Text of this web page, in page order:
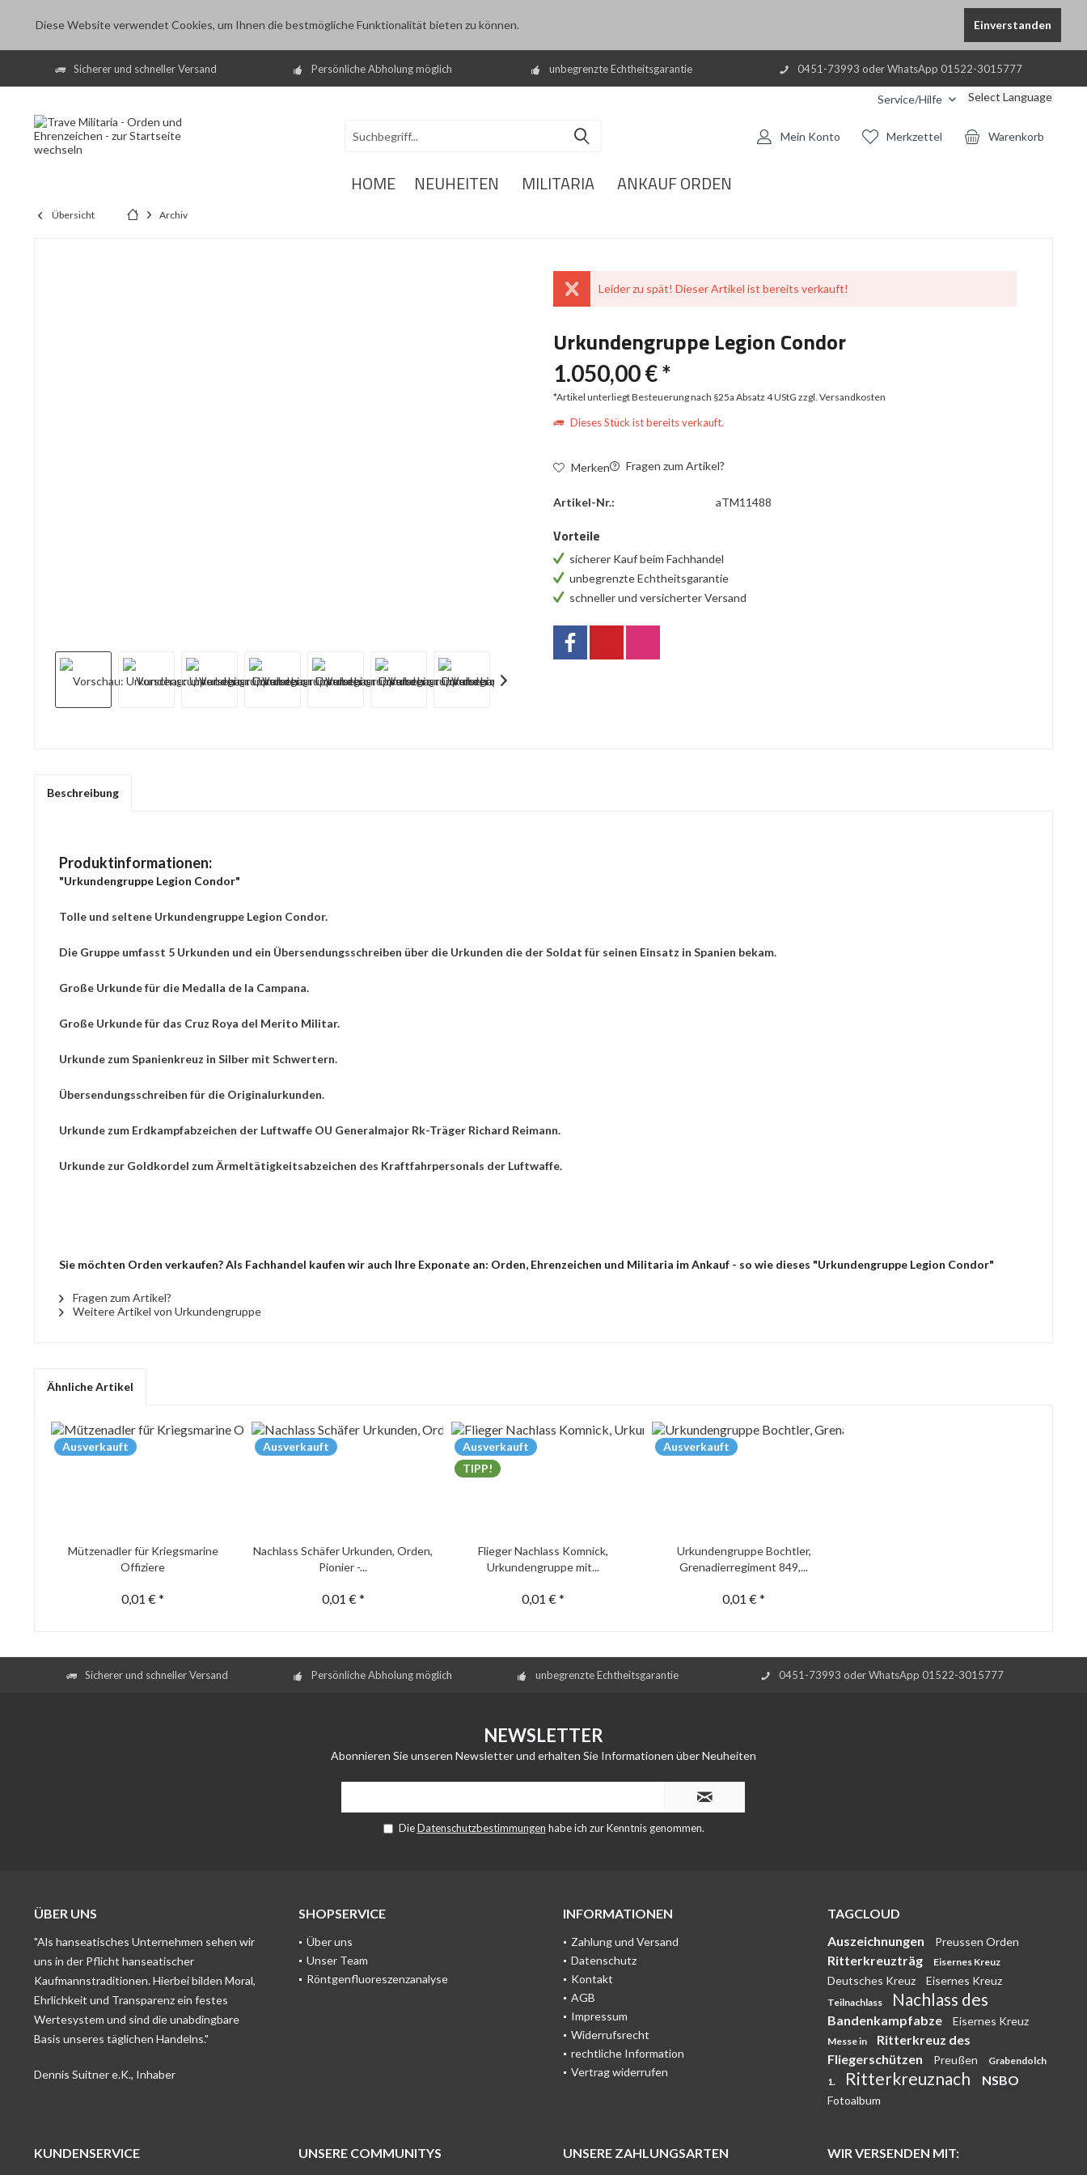
Diese Website verwendet Cookies, um Ihnen die bestmögliche Funktionalität bieten zu können. Einverstanden
Sicherer und schneller Versand Persönliche Abholung möglich unbegrenzte Echtheitsgarantie 0451-73993 oder WhatsApp 01522-3015777
Service/Hilfe Select Language
Warenkorb
Merkzettel
Mein Konto
HOME NEUHEITEN MILITARIA ANKAUF ORDEN
Übersicht Archiv
Leider zu spät! Dieser Artikel ist bereits verkauft!
Urkundengruppe Legion Condor
1.050,00 € *
*Artikel unterliegt Besteuerung nach §25a Absatz 4 UStGzzgl. Versandkosten
Dieses Stück ist bereits verkauft.
Merken Fragen zum Artikel?
Artikel-Nr.: aTM11488
Vorteile
sicherer Kauf beim Fachhandel
unbegrenzte Echtheitsgarantie
schneller und versicherter Versand
Beschreibung
Produktinformationen:
"Urkundengruppe Legion Condor"
Tolle und seltene Urkundengruppe Legion Condor.
Die Gruppe umfasst 5 Urkunden und ein Übersendungsschreiben über die Urkunden die der Soldat für seinen Einsatz in Spanien bekam.
Große Urkunde für die Medalla de la Campana.
Große Urkunde für das Cruz Roya del Merito Militar.
Urkunde zum Spanienkreuz in Silber mit Schwertern.
Übersendungsschreiben für die Originalurkunden.
Urkunde zum Erdkampfabzeichen der Luftwaffe OU Generalmajor Rk-Träger Richard Reimann.
Urkunde zur Goldkordel zum Ärmeltätigkeitsabzeichen des Kraftfahrpersonals der Luftwaffe.
Sie möchten Orden verkaufen? Als Fachhandel kaufen wir auch Ihre Exponate an: Orden, Ehrenzeichen und Militaria im Ankauf - so wie dieses "Urkundengruppe Legion Condor"
Fragen zum Artikel?
Weitere Artikel von Urkundengruppe
Ähnliche Artikel
Ausverkauft
Mützenadler für Kriegsmarine
Offiziere
0,01 € *
Ausverkauft
Nachlass Schäfer Urkunden, Orden,
Pionier -...
0,01 € *
Ausverkauft
TIPP!
Flieger Nachlass Komnick,
Urkundengruppe mit...
0,01 € *
Ausverkauft
Urkundengruppe Bochtler,
Grenadierregiment 849,...
0,01 € *
Sicherer und schneller Versand Persönliche Abholung möglich unbegrenzte Echtheitsgarantie 0451-73993 oder WhatsApp 01522-3015777
NEWSLETTER
Abonnieren Sie unseren Newsletter und erhalten Sie Informationen über Neuheiten
DieDatenschutzbestimmungen habe ich zur Kenntnis genommen.
ÜBER UNS
"Als hanseatisches Unternehmen sehen wir
uns in der Pflicht hanseatischer
Kaufmannstraditionen. Hierbei bilden Moral,
Ehrlichkeit und Transparenz ein festes
Wertesystem und sind die unabdingbare
Basis unseres täglichen Handelns."
Dennis Suitner e.K., Inhaber
SHOPSERVICE
Über uns
Unser Team
Röntgenfluoreszenzanalyse
INFORMATIONEN
Zahlung und Versand
Datenschutz
Kontakt
AGB
Impressum
Widerrufsrecht
rechtliche Information
Vertrag widerrufen
TAGCLOUD
Auszeichnungen
Preussen Orden
Ritterkreuzträg Eisernes Kreuz
Deutsches Kreuz Eisernes Kreuz
Teilnachlass Nachlass des
Bandenkampfabze Eisernes Kreuz
Messe in
Ritterkreuz des
Fliegerschützen
Preußen
Grabendolch
1.
Ritterkreuznach NSBO
Fotoalbum
KUNDENSERVICE UNSERE COMMUNITYS UNSERE ZAHLUNGSARTEN WIR VERSENDEN MIT: